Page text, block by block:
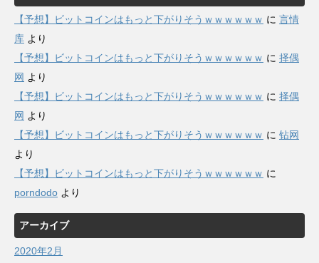
【予想】ビットコインはもっと下がりそうｗｗｗｗｗｗ に 言情
库 より
【予想】ビットコインはもっと下がりそうｗｗｗｗｗｗ に 择偶
网 より
【予想】ビットコインはもっと下がりそうｗｗｗｗｗｗ に 择偶
网 より
【予想】ビットコインはもっと下がりそうｗｗｗｗｗｗ に 钻网
より
【予想】ビットコインはもっと下がりそうｗｗｗｗｗｗ に
porndodo より
アーカイブ
2020年2月